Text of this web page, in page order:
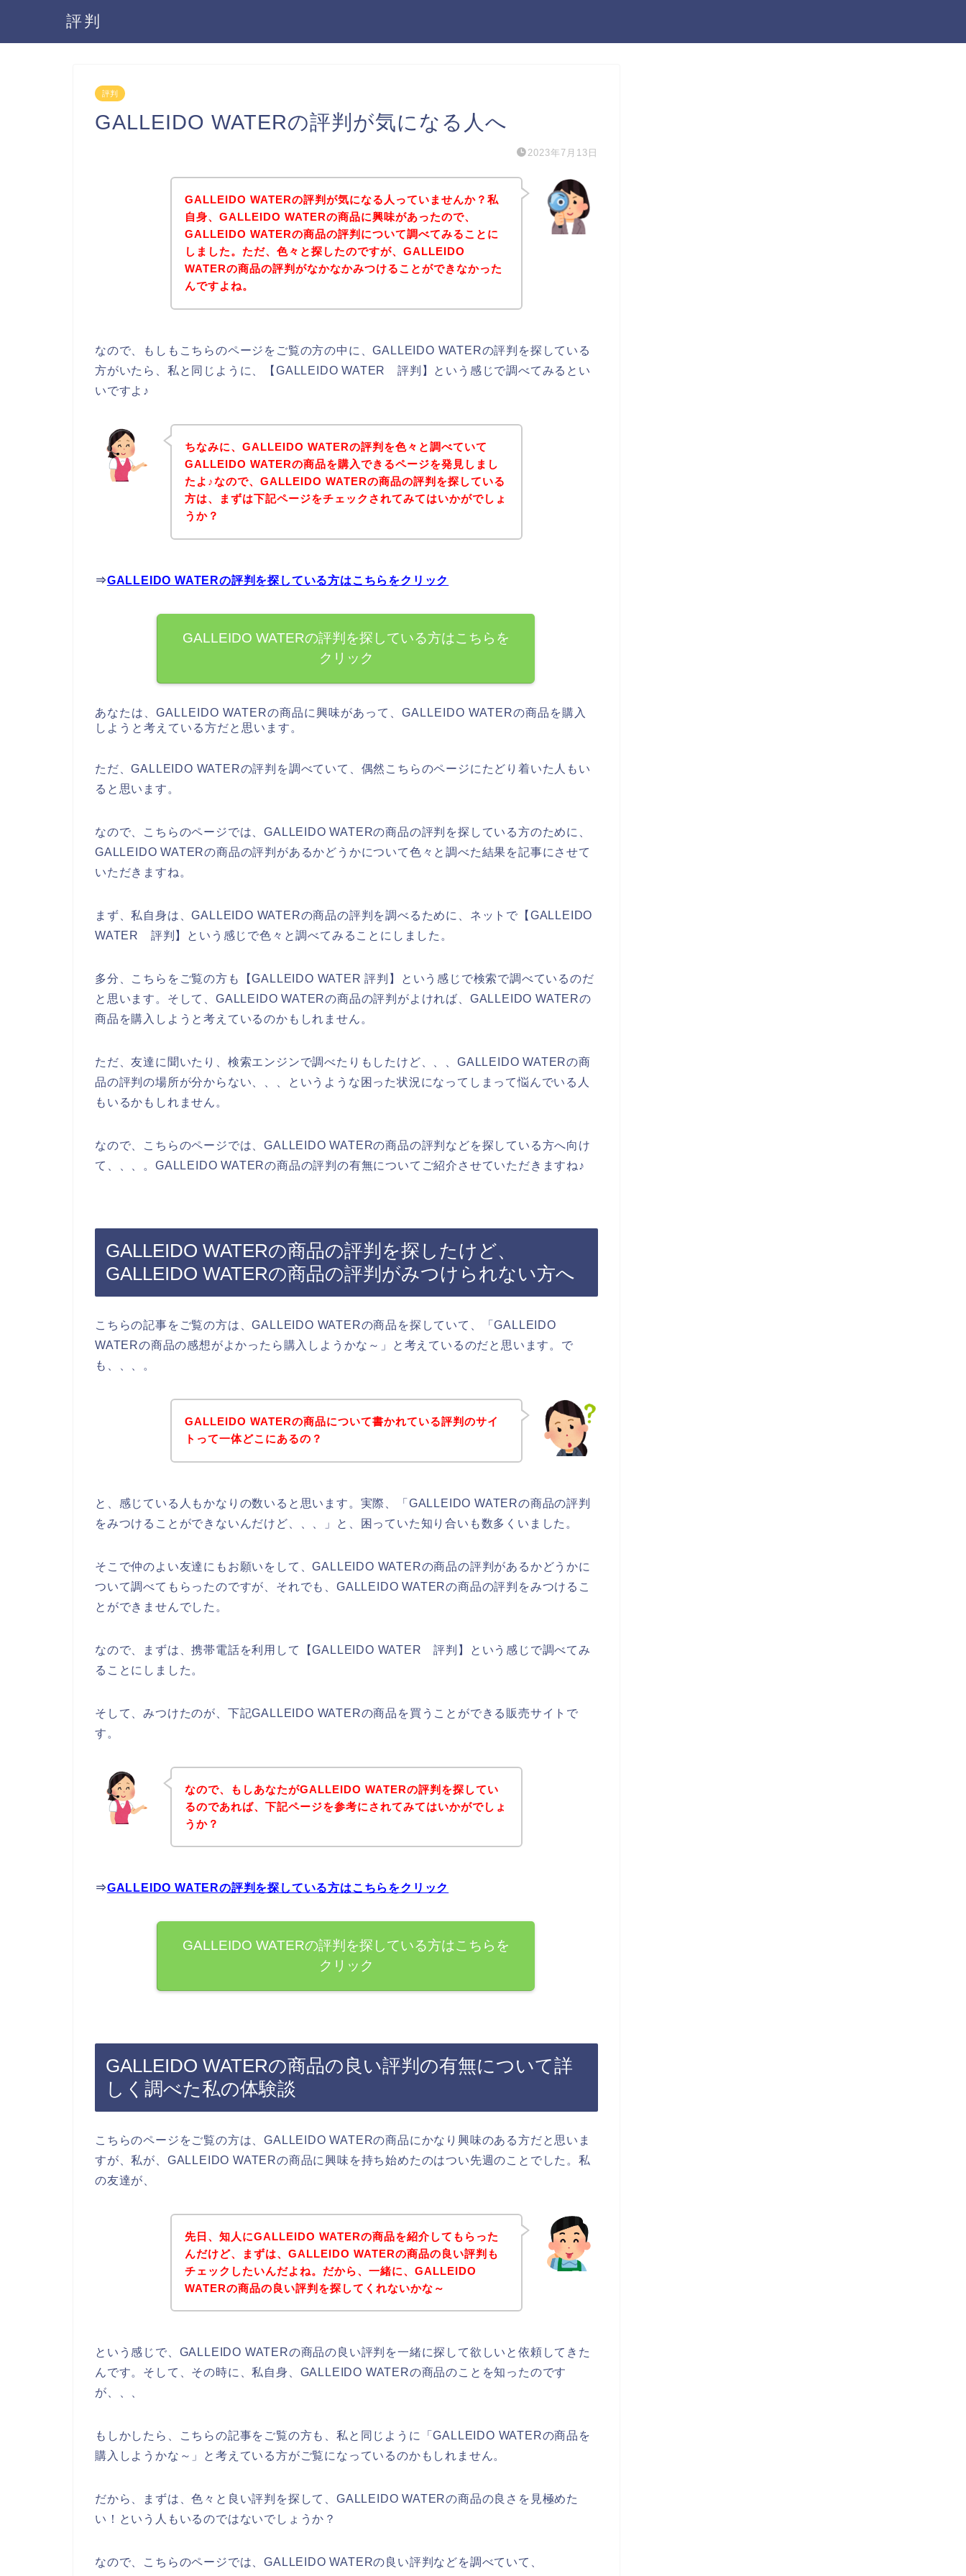
評判
評判
GALLEIDO WATERの評判が気になる人へ
2023年7月13日
GALLEIDO WATERの評判が気になる人っていませんか？私
自身、GALLEIDO WATERの商品に興味があったので、
GALLEIDO WATERの商品の評判について調べてみることに
しました。ただ、色々と探したのですが、GALLEIDO
WATERの商品の評判がなかなかみつけることができなかった
んですよね。
なので、もしもこちらのページをご覧の方の中に、GALLEIDO WATERの評判を探している
方がいたら、私と同じように、【GALLEIDO WATER 評判】という感じで調べてみるとい
いですよ♪
ちなみに、GALLEIDO WATERの評判を色々と調べていて
GALLEIDO WATERの商品を購入できるページを発見しまし
たよ♪なので、GALLEIDO WATERの商品の評判を探している
方は、まずは下記ページをチェックされてみてはいかがでしょ
うか？
⇒GALLEIDO WATERの評判を探している方はこちらをクリック
GALLEIDO WATERの評判を探している方はこちらを
クリック
あなたは、GALLEIDO WATERの商品に興味があって、GALLEIDO WATERの商品を購入
しようと考えている方だと思います。
ただ、GALLEIDO WATERの評判を調べていて、偶然こちらのページにたどり着いた人もい
ると思います。
なので、こちらのページでは、GALLEIDO WATERの商品の評判を探している方のために、
GALLEIDO WATERの商品の評判があるかどうかについて色々と調べた結果を記事にさせて
いただきますね。
まず、私自身は、GALLEIDO WATERの商品の評判を調べるために、ネットで【GALLEIDO
WATER 評判】という感じで色々と調べてみることにしました。
多分、こちらをご覧の方も【GALLEIDO WATER 評判】という感じで検索で調べているのだ
と思います。そして、GALLEIDO WATERの商品の評判がよければ、GALLEIDO WATERの
商品を購入しようと考えているのかもしれません。
ただ、友達に聞いたり、検索エンジンで調べたりもしたけど、、、GALLEIDO WATERの商
品の評判の場所が分からない、、、というような困った状況になってしまって悩んでいる人
もいるかもしれません。
なので、こちらのページでは、GALLEIDO WATERの商品の評判などを探している方へ向け
て、、、。GALLEIDO WATERの商品の評判の有無についてご紹介させていただきますね♪
GALLEIDO WATERの商品の評判を探したけど、
GALLEIDO WATERの商品の評判がみつけられない方へ
こちらの記事をご覧の方は、GALLEIDO WATERの商品を探していて、「GALLEIDO
WATERの商品の感想がよかったら購入しようかな～」と考えているのだと思います。で
も、、、。
GALLEIDO WATERの商品について書かれている評判のサイ
トって一体どこにあるの？
と、感じている人もかなりの数いると思います。実際、「GALLEIDO WATERの商品の評判
をみつけることができないんだけど、、、」と、困っていた知り合いも数多くいました。
そこで仲のよい友達にもお願いをして、GALLEIDO WATERの商品の評判があるかどうかに
ついて調べてもらったのですが、それでも、GALLEIDO WATERの商品の評判をみつけるこ
とができませんでした。
なので、まずは、携帯電話を利用して【GALLEIDO WATER 評判】という感じで調べてみ
ることにしました。
そして、みつけたのが、下記GALLEIDO WATERの商品を買うことができる販売サイトで
す。
なので、もしあなたがGALLEIDO WATERの評判を探してい
るのであれば、下記ページを参考にされてみてはいかがでしょ
うか？
⇒GALLEIDO WATERの評判を探している方はこちらをクリック
GALLEIDO WATERの評判を探している方はこちらを
クリック
GALLEIDO WATERの商品の良い評判の有無について詳
しく調べた私の体験談
こちらのページをご覧の方は、GALLEIDO WATERの商品にかなり興味のある方だと思いま
すが、私が、GALLEIDO WATERの商品に興味を持ち始めたのはつい先週のことでした。私
の友達が、
先日、知人にGALLEIDO WATERの商品を紹介してもらった
んだけど、まずは、GALLEIDO WATERの商品の良い評判も
チェックしたいんだよね。だから、一緒に、GALLEIDO
WATERの商品の良い評判を探してくれないかな～
という感じで、GALLEIDO WATERの商品の良い評判を一緒に探して欲しいと依頼してきた
んです。そして、その時に、私自身、GALLEIDO WATERの商品のことを知ったのです
が、、、
もしかしたら、こちらの記事をご覧の方も、私と同じように「GALLEIDO WATERの商品を
購入しようかな～」と考えている方がご覧になっているのかもしれません。
だから、まずは、色々と良い評判を探して、GALLEIDO WATERの商品の良さを見極めた
い！という人もいるのではないでしょうか？
なので、こちらのページでは、GALLEIDO WATERの良い評判などを調べていて、